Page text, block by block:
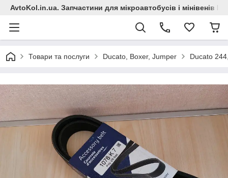
AvtoKol.in.ua. Запчастини для мікроавтобусів і мінівенів
Товари та послуги Ducato, Boxer, Jumper Ducato